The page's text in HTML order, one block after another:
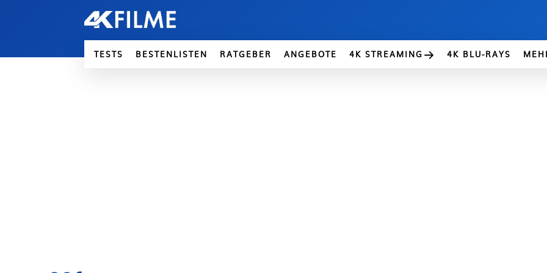
TESTS BESTENLISTEN RATGEBER ANGEBOTE 4K STREAMING 4K BLU-RAYS